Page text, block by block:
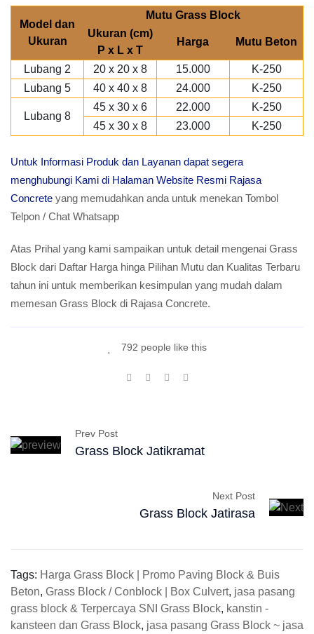
Model dan
Ukuran
Mutu Grass Block
Ukuran (cm)
P x L x T
Harga Mutu Beton
Lubang 2 20 x 20 x 8 15.000
K-250
Lubang 5
40 x 40 x 8 24.000 K-250
Lubang 8
45 x 30 x 6 22.000
K-250
45 x 30 x 8
23.000 K-250
Untuk Informasi Produk dan Layanan dapat segera
menghubungi Kami di Halaman Website Resmi Rajasa
Concrete yang memudahkan anda untuk menekan Tombol
Telpon / Chat Whatsapp
Atas Prihal yang kami sampaikan untuk detail mengenai Grass
Block dari Daftar Harga hinga Pilihan Mutu dan Kualitas Terbaru
tahun ini untuk memberikan kesimpulan yang mudah dalam
memesan Grass Block di Rajasa Concrete.
792 people like this
Prev Post
Grass Block Jatikramat
Next Post
Grass Block Jatirasa
Tags: Harga Grass Block | Promo Paving Block & Buis
Beton, Grass Block / Conblock | Box Culvert, jasa pasang
grass block & Terpercaya SNI Grass Block, kanstin -
kansteen dan Grass Block, jasa pasang Grass Block ~ jasa